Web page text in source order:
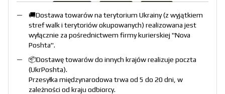
🚚Dostawa towarów na terytorium Ukrainy (z wyjątkiem
stref walk i terytoriów okupowanych) realizowana jest
wyłącznie za pośrednictwem firmy kurierskiej "Nova
Poshta".
📦Dostawę towarów do innych krajów realizuje poczta
(UkrPoshta).
Przesyłka międzynarodowa trwa od 5 do 20 dni, w
zależności od kraju odbiorcy.